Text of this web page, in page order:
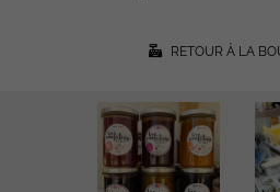
RETOUR À LA